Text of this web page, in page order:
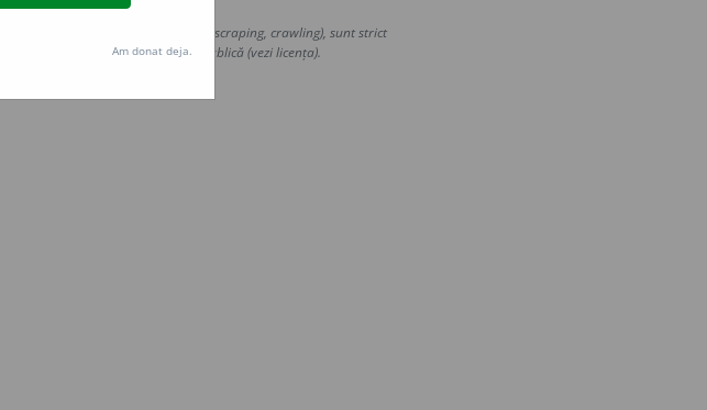
(https://dexonline.ro)
de extragere automată (web scraping, crawling), sunt strict
oferite oficial spre utilizare publică (vezi licența).
Am donat deja.